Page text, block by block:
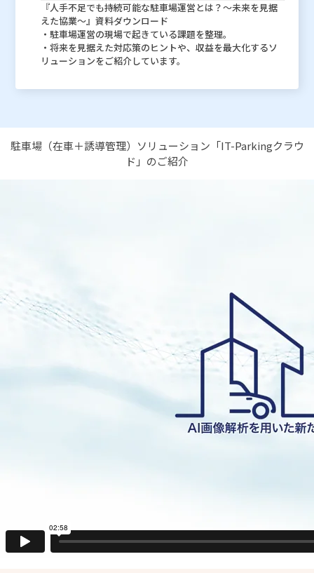
『人手不足でも持続可能な駐車場運営とは？～未来を見据
えた協業～』資料ダウンロード
・駐車場運営の現場で起きている課題を整理。
・将来を見据えた対応策のヒントや、収益を最大化するソ
リューションをご紹介しています。
駐車場（在車＋誘導管理）ソリューション「IT-Parkingクラウ
ド」のご紹介